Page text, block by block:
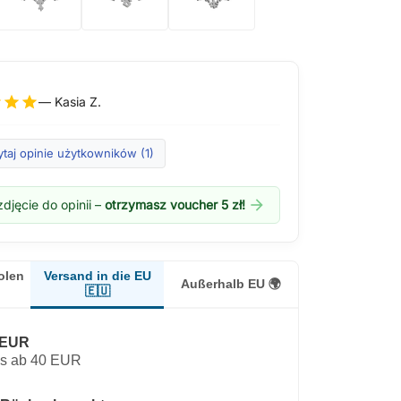
star star— Kasia Z.
opinie użytkowników (1)
do opinii – otrzymasz voucher 5 zł! arrow_forward
Versand in die EU
🇪🇺
Außerhalb EU 🌍
ab 40 EUR